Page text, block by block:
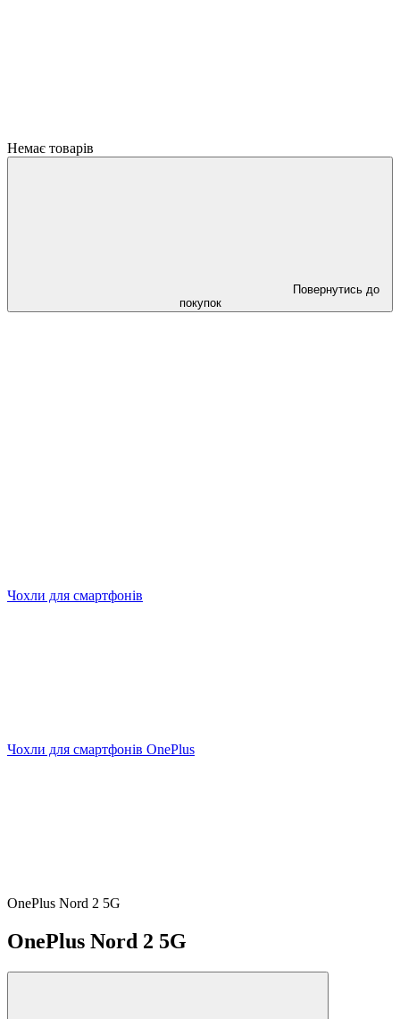
Немає товарів
Повернутись до
покупок
Чохли для смартфонів
Чохли для смартфонів OnePlus
OnePlus Nord 2 5G
OnePlus Nord 2 5G